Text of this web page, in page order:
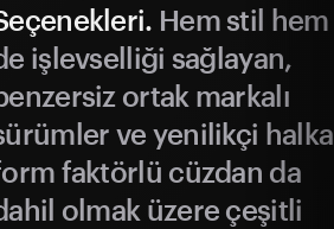
Hem stil hem
işlevselliği sağlayan,
ortak markalı
ve yenilikçi halka
faktörlü cüzdan da
olmak üzere çeşitli